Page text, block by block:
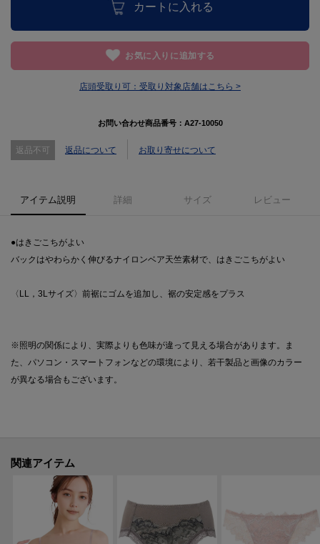
カートに入れる
お気に入りに追加する
店頭受取り可： 受取り対象店舗はこちら >
お問い合わせ商品番号： A27-10050
返品不可 返品について お取り寄せについて
アイテム説明 詳細 サイズ レビュー
●はきごこちがよい
バックはやわらかく伸びるナイロンベア天竺素材で、はきごこちがよい
〈LL，3Lサイズ〉前裾にゴムを追加し、裾の安定感をプラス
※照明の関係により、実際よりも色味が違って見える場合があります。ま
た、パソコン・スマートフォンなどの環境により、若干製品と画像のカラー
が異なる場合もございます。
関連アイテム